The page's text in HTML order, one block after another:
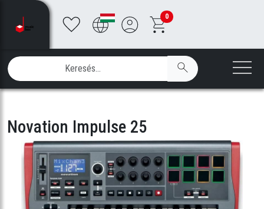
0
Novation Impulse 25